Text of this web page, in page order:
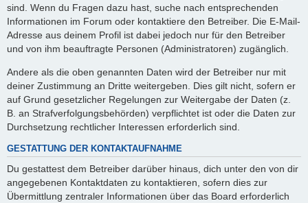
sind. Wenn du Fragen dazu hast, suche nach entsprechenden
Informationen im Forum oder kontaktiere den Betreiber. Die E-Mail-
Adresse aus deinem Profil ist dabei jedoch nur für den Betreiber
und von ihm beauftragte Personen (Administratoren) zugänglich.
Andere als die oben genannten Daten wird der Betreiber nur mit
deiner Zustimmung an Dritte weitergeben. Dies gilt nicht, sofern er
auf Grund gesetzlicher Regelungen zur Weitergabe der Daten (z.
B. an Strafverfolgungsbehörden) verpflichtet ist oder die Daten zur
Durchsetzung rechtlicher Interessen erforderlich sind.
GESTATTUNG DER KONTAKTAUFNAHME
Du gestattest dem Betreiber darüber hinaus, dich unter den von dir
angegebenen Kontaktdaten zu kontaktieren, sofern dies zur
Übermittlung zentraler Informationen über das Board erforderlich